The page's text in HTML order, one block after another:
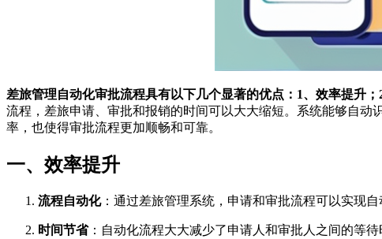
差旅管理自动化审批流程具有以下几个显著的优点：1、效率提升
流程，差旅申请、审批和报销的时间可以大大缩短。系统能够自
率，也使得审批流程更加顺畅和可靠。
一、效率提升
流程自动化：通过差旅管理系统，申请和审批流程可以实现
时间节省：自动化流程大大减少了申请人和审批人之间的等